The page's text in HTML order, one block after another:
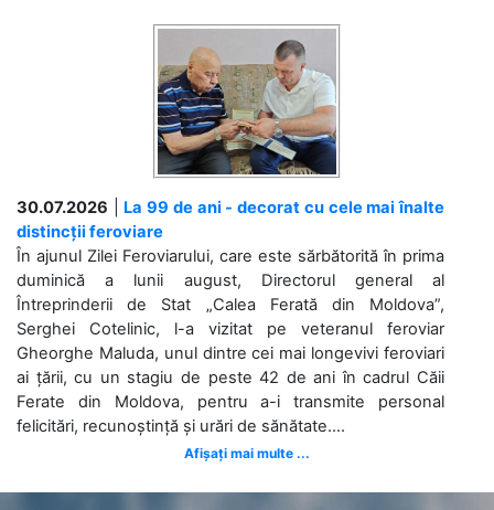
30.07.2026
La 99 de ani - decorat cu cele mai înalte
distincții feroviare
În ajunul Zilei Feroviarului, care este sărbătorită în prima
duminică a lunii august, Directorul general al
Întreprinderii de Stat „Calea Ferată din Moldova”,
Serghei Cotelinic, l-a vizitat pe veteranul feroviar
Gheorghe Maluda, unul dintre cei mai longevivi feroviari
ai țării, cu un stagiu de peste 42 de ani în cadrul Căii
Ferate din Moldova, pentru a-i transmite personal
felicitări, recunoștință și urări de sănătate....
Afișați mai multe ...